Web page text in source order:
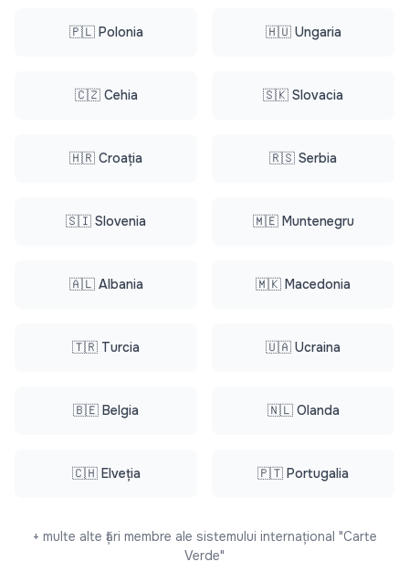
🇵🇱 Polonia 🇭🇺 Ungaria
🇨🇿 Cehia 🇸🇰 Slovacia
🇭🇷 Croația 🇷🇸 Serbia
🇸🇮 Slovenia 🇲🇪 Muntenegru
🇦🇱 Albania 🇲🇰 Macedonia
🇹🇷 Turcia 🇺🇦 Ucraina
🇧🇪 Belgia 🇳🇱 Olanda
🇨🇭 Elveția 🇵🇹 Portugalia
+ multe alte țări membre ale sistemului internațional "Carte
Verde"